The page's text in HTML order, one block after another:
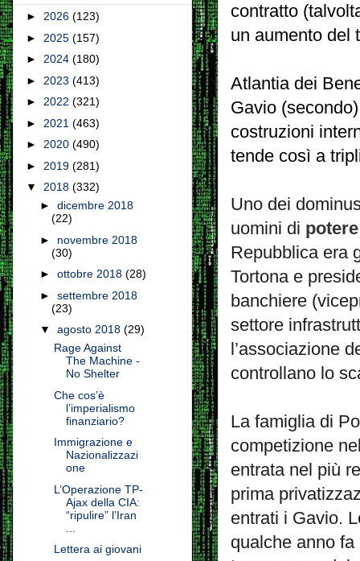
contratto
un aumento del
Atlantia dei
Gavio
costruzioni
tende così a
Uno dei
uomini di potere
Repubblica era
Tortona e
banchiere
settore
l’associazione
controllano lo
La famiglia di
competizione
entrata nel più
prima
entrati i Gavio.
qualche anno
► 2026 (123)
► 2025 (157)
► 2024 (180)
► 2023 (413)
► 2022 (321)
► 2021 (463)
► 2020 (490)
► 2019 (281)
▼ 2018 (332)
► dicembre 2018
(22)
► novembre 2018
(30)
► ottobre 2018 (28)
► settembre 2018
(23)
▼ agosto 2018 (29)
Rage Against
The Machine -
No Shelter
Che cos’è
l’imperialismo
finanziario?
Immigrazione e
Nazionalizzazi
one
L’Operazione TP-
Ajax della CIA:
“ripulire” l’Iran
Lettera ai giovani